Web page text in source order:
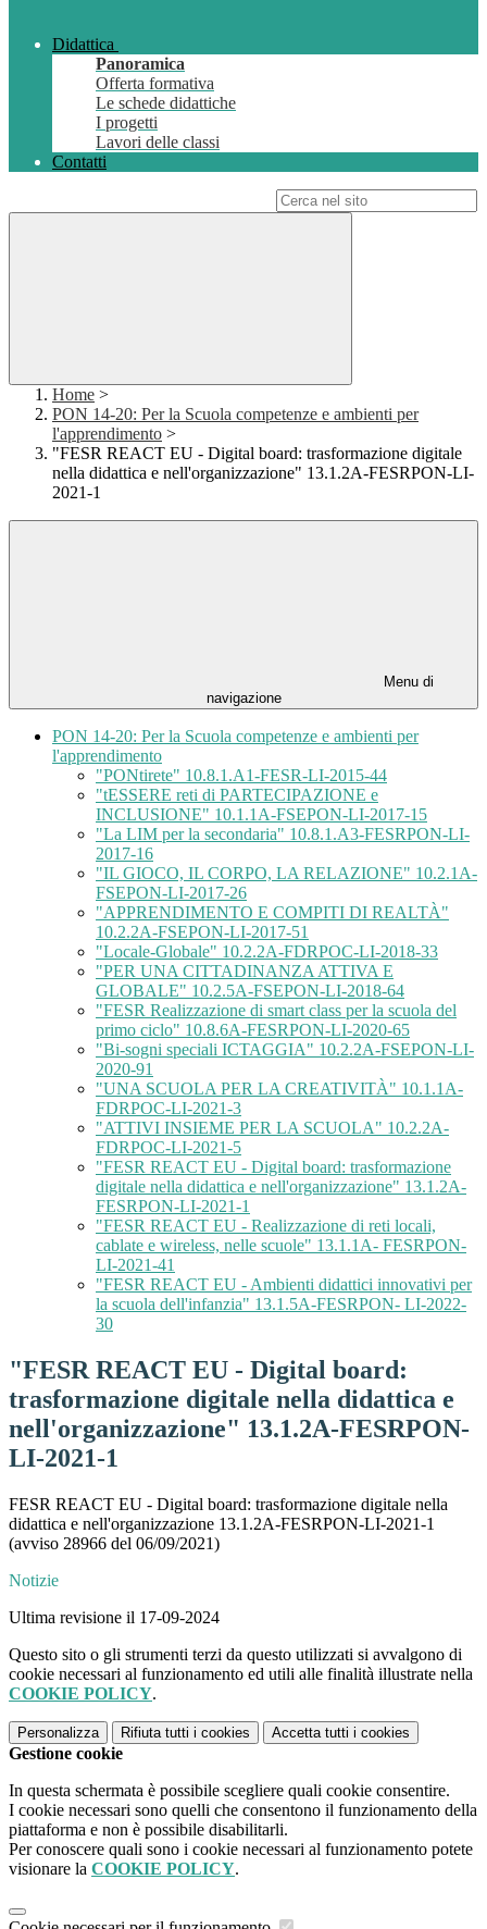
Didattica
Panoramica
Offerta formativa
Le schede didattiche
I progetti
Lavori delle classi
Contatti
Home >
PON 14-20: Per la Scuola competenze e ambienti per
l'apprendimento >
"FESR REACT EU - Digital board: trasformazione digitale
nella didattica e nell'organizzazione" 13.1.2A-FESRPON-LI-
2021-1
Menu di
navigazione
PON 14-20: Per la Scuola competenze e ambienti per
l'apprendimento
"PONtirete" 10.8.1.A1-FESR-LI-2015-44
"tESSERE reti di PARTECIPAZIONE e
INCLUSIONE" 10.1.1A-FSEPON-LI-2017-15
"La LIM per la secondaria" 10.8.1.A3-FESRPON-LI-
2017-16
"IL GIOCO, IL CORPO, LA RELAZIONE" 10.2.1A-
FSEPON-LI-2017-26
"APPRENDIMENTO E COMPITI DI REALTÀ"
10.2.2A-FSEPON-LI-2017-51
"Locale-Globale" 10.2.2A-FDRPOC-LI-2018-33
"PER UNA CITTADINANZA ATTIVA E
GLOBALE" 10.2.5A-FSEPON-LI-2018-64
"FESR Realizzazione di smart class per la scuola del
primo ciclo" 10.8.6A-FESRPON-LI-2020-65
"Bi-sogni speciali ICTAGGIA" 10.2.2A-FSEPON-LI-
2020-91
"UNA SCUOLA PER LA CREATIVITÀ" 10.1.1A-
FDRPOC-LI-2021-3
"ATTIVI INSIEME PER LA SCUOLA" 10.2.2A-
FDRPOC-LI-2021-5
"FESR REACT EU - Digital board: trasformazione
digitale nella didattica e nell'organizzazione" 13.1.2A-
FESRPON-LI-2021-1
"FESR REACT EU - Realizzazione di reti locali,
cablate e wireless, nelle scuole" 13.1.1A- FESRPON-
LI-2021-41
"FESR REACT EU - Ambienti didattici innovativi per
la scuola dell'infanzia" 13.1.5A-FESRPON- LI-2022-
30
"FESR REACT EU - Digital board:
trasformazione digitale nella didattica e
nell'organizzazione" 13.1.2A-FESRPON-
LI-2021-1
FESR REACT EU - Digital board: trasformazione digitale nella
didattica e nell'organizzazione 13.1.2A-FESRPON-LI-2021-1
(avviso 28966 del 06/09/2021)
Notizie
Ultima revisione il 17-09-2024
Questo sito o gli strumenti terzi da questo utilizzati si avvalgono di
cookie necessari al funzionamento ed utili alle finalità illustrate nella
COOKIE POLICY.
Personalizza Rifiuta tutti i cookies Accetta tutti i cookies
Gestione cookie
In questa schermata è possibile scegliere quali cookie consentire.
I cookie necessari sono quelli che consentono il funzionamento della
piattaforma e non è possibile disabilitarli.
Per conoscere quali sono i cookie necessari al funzionamento potete
visionare la COOKIE POLICY.